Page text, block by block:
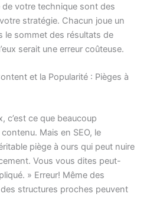
votre technique sont des
stratégie. Chacun joue un
le sommet des résultats de
serait une erreur coûteuse.
et la Popularité : Pièges à
c’est ce que beaucoup
Mais en SEO, le
piège à ours qui peut nuire
Vous vous dites peut-
» Erreur! Même des
structures proches peuvent